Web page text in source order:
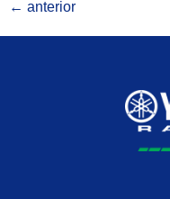
← anterior